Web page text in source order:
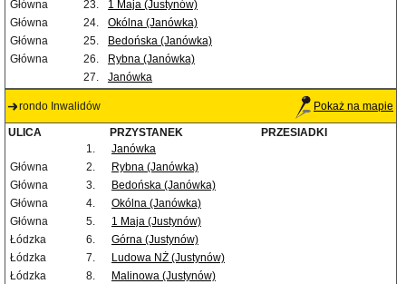
Główna
23.
1 Maja (Justynów)
Główna
24.
Okólna (Janówka)
Główna
25.
Bedońska (Janówka)
Główna
26.
Rybna (Janówka)
27.
Janówka
rondo Inwalidów Pokaż na mapie
ULICA PRZYSTANEK
PRZESIADKI
1.
Janówka
Główna
2.
Rybna (Janówka)
Główna
3.
Bedońska (Janówka)
Główna
4.
Okólna (Janówka)
Główna
5.
1 Maja (Justynów)
Łódzka
6.
Górna (Justynów)
Łódzka
7.
Ludowa NŻ (Justynów)
Łódzka
8.
Malinowa (Justynów)